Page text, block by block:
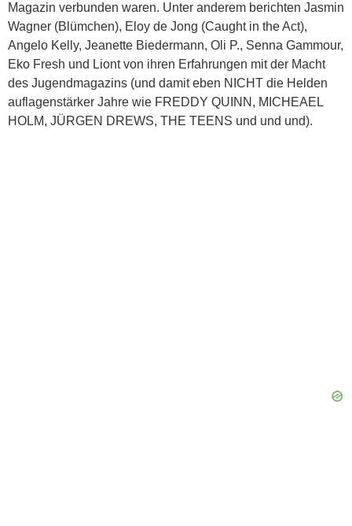
Magazin verbunden waren. Unter anderem berichten Jasmin
Wagner (Blümchen), Eloy de Jong (Caught in the Act),
Angelo Kelly, Jeanette Biedermann, Oli P., Senna Gammour,
Eko Fresh und Liont von ihren Erfahrungen mit der Macht
des Jugendmagazins (und damit eben NICHT die Helden
auflagenstärker Jahre wie FREDDY QUINN, MICHEAEL
HOLM, JÜRGEN DREWS, THE TEENS und und und).